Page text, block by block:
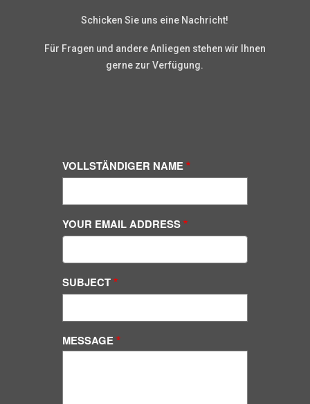
Schicken Sie uns eine Nachricht!
Für Fragen und andere Anliegen stehen wir Ihnen
gerne zur Verfügung.
VOLLSTÄNDIGER NAME
YOUR EMAIL ADDRESS
SUBJECT
MESSAGE